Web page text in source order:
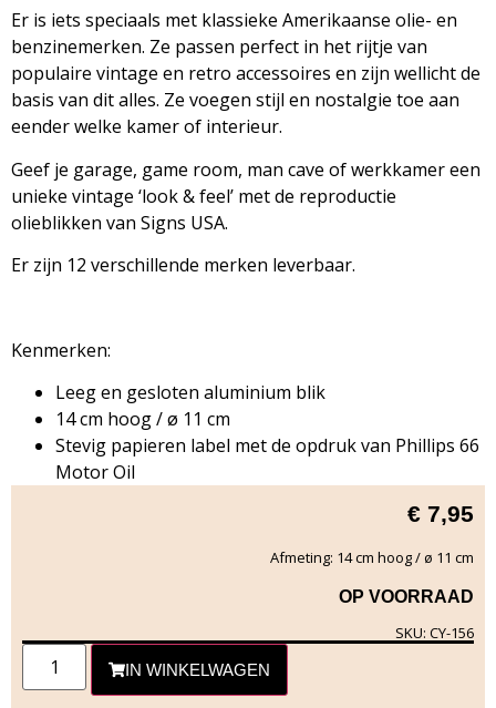
Er is iets speciaals met klassieke Amerikaanse olie- en
benzinemerken. Ze passen perfect in het rijtje van
populaire vintage en retro accessoires en zijn wellicht de
basis van dit alles. Ze voegen stijl en nostalgie toe aan
eender welke kamer of interieur.
Geef je garage, game room, man cave of werkkamer een
unieke vintage ‘look & feel’ met de reproductie
olieblikken van Signs USA.
Er zijn 12 verschillende merken leverbaar.
Kenmerken:
Leeg en gesloten aluminium blik
14 cm hoog / ø 11 cm
Stevig papieren label met de opdruk van Phillips 66
Motor Oil
€ 7,95
Afmeting: 14 cm hoog / ø 11 cm
OP VOORRAAD
SKU: CY-156
IN WINKELWAGEN